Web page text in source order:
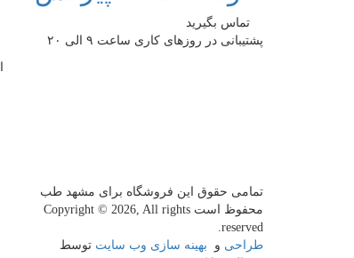
تماس بگیرید
پشتیبانی در روزهای کاری ساعت ۹ الی ۲۰
تمامی حقوق این فروشگاه برای مشهد طب
محفوظ است Copyright © 2026, All rights
reserved.
طراحی و بهینه سازی وب سایت توسط